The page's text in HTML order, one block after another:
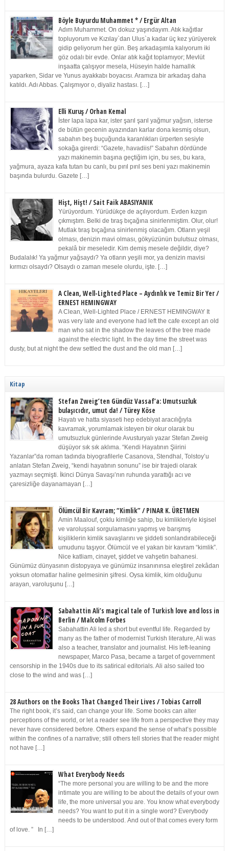
Böyle Buyurdu Muhammet * / Ergür Altan
Adım Muhammet. On dokuz yaşındayım. Atık kağıtlar
topluyorum ve Kızılay`dan Ulus`a kadar üç kez yürüyerek
gidip geliyorum her gün. Beş arkadaşımla kalıyorum iki
göz odalı bir evde. Onlar atık kağıt toplamıyor; Mevlüt
inşaatta çalışıyor mesela, Hüseyin halde hamallık
yaparken, Sidar ve Yunus ayakkabı boyacısı. Aramıza bir arkadaş daha
katıldı. Adı Abbas. Çalışmıyor o, diyaliz hastası. […]
Elli Kuruş / Orhan Kemal
İster lapa lapa kar, ister şarıl şarıl yağmur yağsın, isterse
de bütün gecenin ayazından karlar dona kesmiş olsun,
sabahın beş buçuğunda karanlıkları ürperten sesiyle
sokağa girerdi: “Gazete, havadiis!” Sabahın dördünde
yazı makinemin başına geçtiğim için, bu ses, bu kara,
yağmura, ayaza kafa tutan bu canlı, bu pırıl pırıl ses beni yazı makinemin
başında bulurdu. Gazete […]
Hişt, Hişt! / Sait Faik ABASIYANIK
Yürüyordum. Yürüdükçe de açılıyordum. Evden kızgın
çıkmıştım. Belki de tıraş bıçağına sinirlenmiştim. Olur, olur!
Mutlak tıraş bıçağına sinirlenmiş olacağım. Otların yeşil
olması, denizin mavi olması, gökyüzünün bulutsuz olması,
pekalâ bir meseledir. Kim demiş mesele değildir, diye?
Budalalık! Ya yağmur yağsaydı? Ya otların yeşili mor, ya denizin mavisi
kırmızı olsaydı? Olsaydı o zaman mesele olurdu, işte. […]
A Clean, Well-Lighted Place – Aydınlık ve Temiz Bir Yer /
ERNEST HEMINGWAY
A Clean, Well-Lighted Place / ERNEST HEMINGWAY It
was very late and everyone had left the cafe except an old
man who sat in the shadow the leaves of the tree made
against the electric light. In the day time the street was
dusty, but at night the dew settled the dust and the old man […]
Kitap
Stefan Zweig’ten Gündüz Vassaf’a: Umutsuzluk
bulaşıcıdır, umut da! / Türey Köse
Hayatı ve hatta siyaseti hep edebiyat aracılığıyla
kavramak, yorumlamak isteyen bir okur olarak bu
umutsuzluk günlerinde Avusturyalı yazar Stefan Zweig
düşüyor sık sık aklıma. “Kendi Hayatının Şiirini
Yazanlar”da roman tadında biyografilerle Casanova, Stendhal, Tolstoy’u
anlatan Stefan Zweig, “kendi hayatının sonunu” ise bir trajedi olarak
yazmayı seçmişti. İkinci Dünya Savaşı’nın ruhunda yarattığı acı ve
çaresizliğe dayanamayan […]
Ölümcül Bir Kavram; “Kimlik” / PINAR K. ÜRETMEN
Amin Maalouf, çoklu kimliğe sahip, bu kimlikleriyle kişisel
ve varoluşsal sorgulamasını yapmış ve barışmış
kişiliklerin kimlik savaşlarını ve şiddeti sonlandırabileceği
umudunu taşıyor. Ölümcül ve el yakan bir kavram “kimlik”.
Nice katliam, cinayet, şiddet ve vahşetin bahanesi.
Günümüz dünyasının distopyaya ve günümüz insanınınsa eleştirel zekâdan
yoksun otomatlar haline gelmesinin şifresi. Oysa kimlik, kim olduğunu
arayan, varoluşunu […]
Sabahattin Ali’s magical tale of Turkish love and loss in
Berlin / Malcolm Forbes
Sabahattin Ali led a short but eventful life. Regarded by
many as the father of modernist Turkish literature, Ali was
also a teacher, translator and journalist. His left-leaning
newspaper, Marco Pasa, became a target of government
censorship in the 1940s due to its satirical editorials. Ali also sailed too
close to the wind and was […]
28 Authors on the Books That Changed Their Lives / Tobias Carroll
The right book, it’s said, can change your life. Some books can alter
perceptions of the world, or let a reader see life from a perspective they may
never have considered before. Others expand the sense of what’s possible
within the confines of a narrative; still others tell stories that the reader might
not have […]
What Everybody Needs
“The more personal you are willing to be and the more
intimate you are willing to be about the details of your own
life, the more universal you are. You know what everybody
needs? You want to put it in a single word? Everybody
needs to be understood. And out of that comes every form
of love. ” In […]